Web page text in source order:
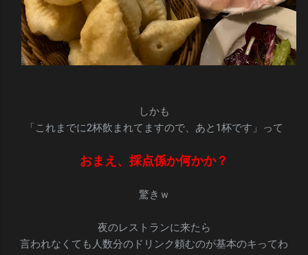
しかも
「これまでに2杯飲まれてますので、あと1杯です」って
おまえ、採点係か何かか？
驚きｗ
夜のレストランに来たら
言われなくても人数分のドリンク頼むのが基本のキってわ